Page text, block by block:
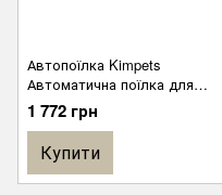
Автопоїлка Kimpets
Автоматична поїлка для
котів та собак
1 772 грн
Купити